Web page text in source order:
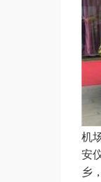
机
安
乡